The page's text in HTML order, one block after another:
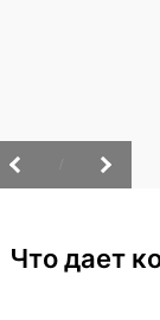
Что дает